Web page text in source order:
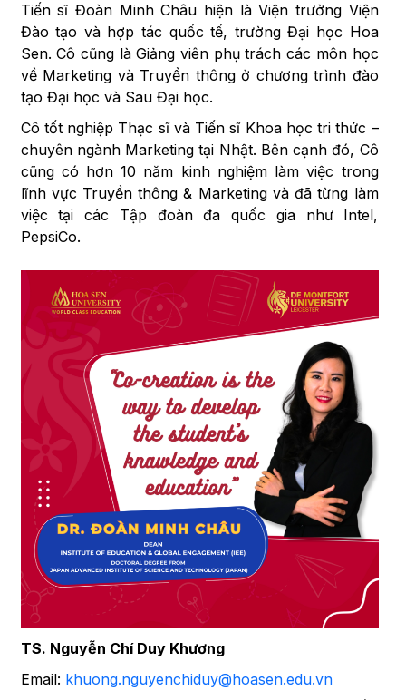
Tiến sĩ Đoàn Minh Châu hiện là Viện trưởng Viện
Đào tạo và hợp tác quốc tế, trường Đại học Hoa
Sen. Cô cũng là Giảng viên phụ trách các môn học
về Marketing và Truyền thông ở chương trình đào
tạo Đại học và Sau Đại học.
Cô tốt nghiệp Thạc sĩ và Tiến sĩ Khoa học tri thức –
chuyên ngành Marketing tại Nhật. Bên cạnh đó, Cô
cũng có hơn 10 năm kinh nghiệm làm việc trong
lĩnh vực Truyền thông & Marketing và đã từng làm
việc tại các Tập đoàn đa quốc gia như Intel,
PepsiCo.
TS. Nguyễn Chí Duy Khương
Email: khuong.nguyenchiduy@hoasen.edu.vn